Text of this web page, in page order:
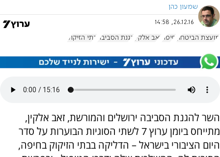
שמעון כהן
26.12.16, 14:58
מועצת הביטחון חיפה זאב אלקין הגנת הסביבה בתי הזיקוק
השר להגנת הסביבה ירושלים והמורשת, זאב אלקין,
מתייחס ביומן ערוץ 7 לשתי הסוגיות הבוערות על סדר
היום הציבורי בישראל – הדליקה בבתי הזיקוק בחיפה,